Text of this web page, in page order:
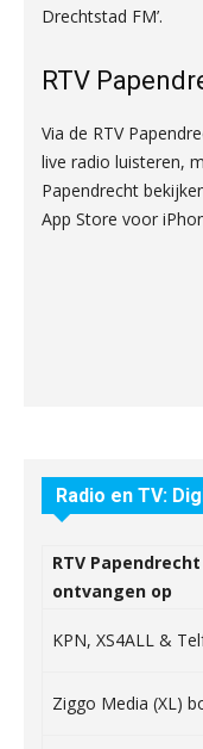
Drechtstad FM’.
RTV
Via de RTV
live radio luisteren,
Papendrecht
App Store voor
Radio en TV:
RTV
ontvangen op
KPN, XS4ALL &
Ziggo Media (XL)